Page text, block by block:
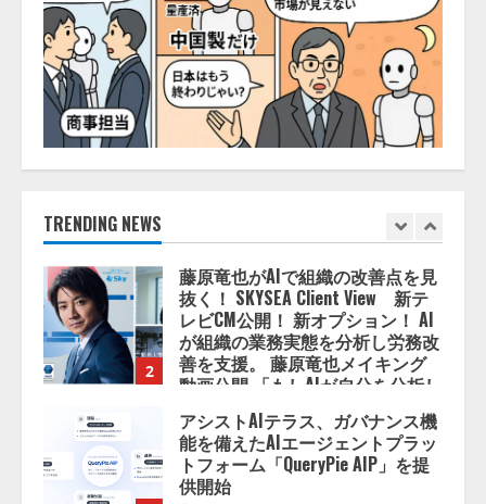
TRENDING NEWS
1
AI駆動開発の推進に向けて
「TinhVan Technologies JSC.」と業
務提携
2026/08/06/14:54:32
2
藤原竜也がAIで組織の改善点を見
抜く！ SKYSEA Client View 新テ
善を支援。 藤原竜也メイキング
動画公開 「もしAIが自分を分析し
たら、すぐ休めと言われる自信が
ある」「昨年の夏はカブトムシを
捕まえたり、虫と戦ったり…」
2026/08/06/14:54:31
3
アシストAIテラス、ガバナンス機
能を備えたAIエージェントプラッ
トフォーム「QueryPie AIP」を提
供開始
2026/08/06/11:53:44
レアラ、『AIはどの法律事務所を
推薦するのか』について 企業法
務系70事務所×5つのAIで実態調査
を実施